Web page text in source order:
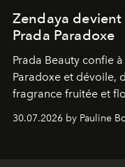
Zendaya
Prada Paradoxe
Prada Beauty confie
Paradoxe et dévoile,
fragrance fruitée et
Chemistry Eau de
30.07.2026 by Pauline